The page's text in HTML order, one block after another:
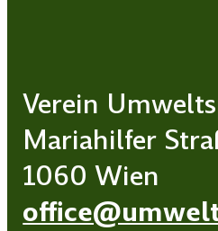
Verein
Mariahilfer
1060 Wien